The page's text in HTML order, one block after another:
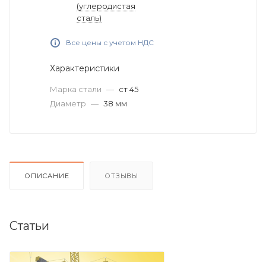
(углеродистая
сталь)
Все цены с учетом НДС
Характеристики
Марка стали — ст 45
Диаметр — 38 мм
ОПИСАНИЕ ОТЗЫВЫ
Статьи